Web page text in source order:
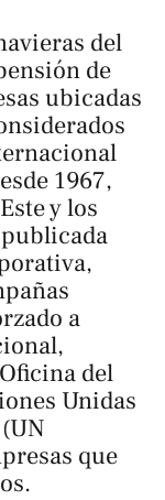
del
de
ubicadas
1967,
y los
a
del
Unidas
que